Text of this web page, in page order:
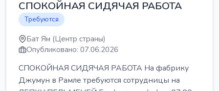
СПОКОЙНАЯ СИДЯЧАЯ РАБОТА
Требуются
Бат Ям (Центр страны)
Опубликовано: 07.06.2026
СПОКОЙНАЯ СИДЯЧАЯ РАБОТА На фабрику
Джумун в Рамле требуются сотрудницы на